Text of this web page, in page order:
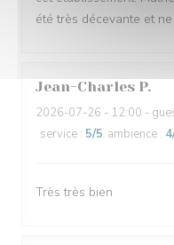
été très décevante et
Jean-Charles P
2026-07-26 - 12:00 -
service : 5/5 ambience : 4
Très très bien